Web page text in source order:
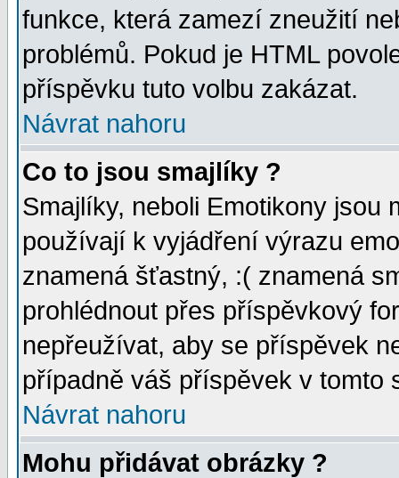
funkce, která zamezí zneužití
problémů. Pokud je HTML
příspěvku tuto volbu zakázat.
Návrat nahoru
Co to jsou smajlíky ?
Smajlíky, neboli Emotikony jsou
používají k vyjádření výrazu
znamená šťastný, :( znamená
prohlédnout přes příspěvkový
nepřeužívat, aby se příspěvek
případně váš příspěvek v tomto
Návrat nahoru
Mohu přidávat obrázky ?